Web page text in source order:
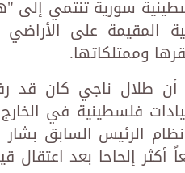
سورية تنتمي إلى
المقيمة على
وممتلكاتها.
طلال ناجي كان قد
فلسطينية في
الرئيس السابق
إلحاحا بعد اعتقال